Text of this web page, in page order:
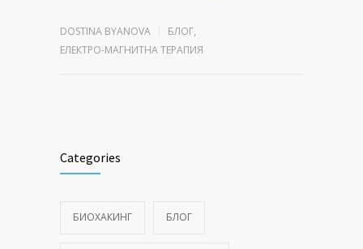
DOSTINA BYANOVA БЛОГ,
ЕЛЕКТРО-МАГНИТНА ТЕРАПИЯ
Categories
БИОХАКИНГ БЛОГ